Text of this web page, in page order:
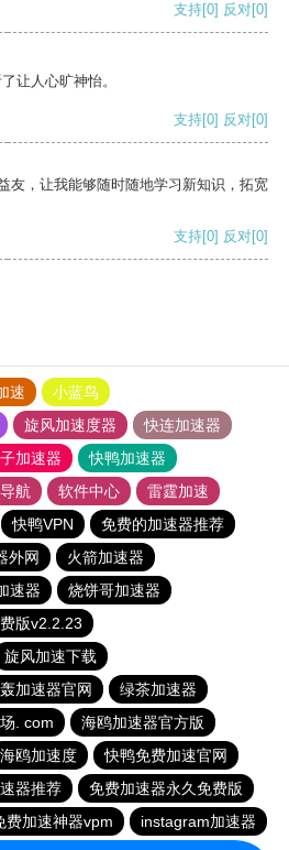
支持[0] 反对[0]
让人心旷神怡。
支持[0] 反对[0]
友，让我能够随时随地学习新知识，拓宽
支持[0] 反对[0]
速
小蓝鸟
旋风加速度器
快连加速器
加速器
快鸭加速器
航 软件中心
雷霆加速
快鸭VPN
免费的加速器推荐
外网
火箭加速器
速器
烧饼哥加速器
版v2.2.23
旋风加速下载
加速器官网
绿茶加速器
. com
海鸥加速器官方版
海鸥加速度
快鸭免费加速官网
器推荐
免费加速器永久免费版
费加速神器vpm
instagram加速器